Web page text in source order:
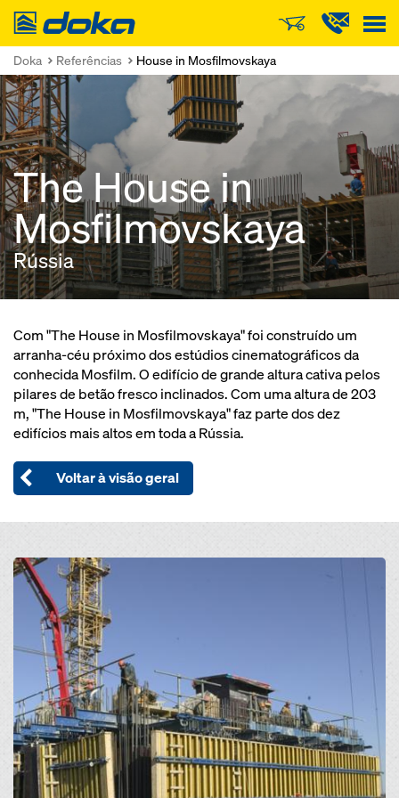
Doka
Doka Referências House in Mosfilmovskaya
The House in
Mosfilmovskaya
Rússia
Com "The House in Mosfilmovskaya" foi construído um
arranha-céu próximo dos estúdios cinematográficos da
conhecida Mosfilm. O edifício de grande altura cativa pelos
pilares de betão fresco inclinados. Com uma altura de 203
m, "The House in Mosfilmovskaya" faz parte dos dez
edifícios mais altos em toda a Rússia.
Voltar à visão geral
Open